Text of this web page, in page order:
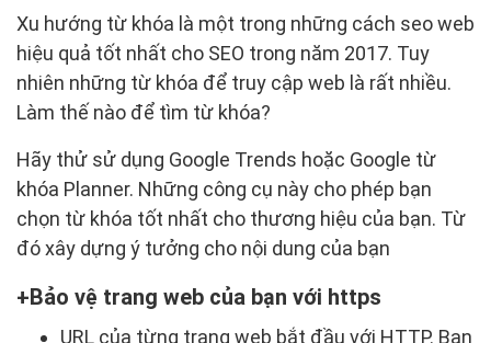
Xu hướng từ khóa là một trong những cách seo web
hiệu quả tốt nhất cho SEO trong năm 2017. Tuy
nhiên những từ khóa để truy cập web là rất nhiều.
Làm thế nào để tìm từ khóa?
Hãy thử sử dụng Google Trends hoặc Google từ
khóa Planner. Những công cụ này cho phép bạn
chọn từ khóa tốt nhất cho thương hiệu của bạn. Từ
đó xây dựng ý tưởng cho nội dung của bạn
Bảo vệ trang web của bạn với https
URL của từng trang web bắt đầu với HTTP. Bạn